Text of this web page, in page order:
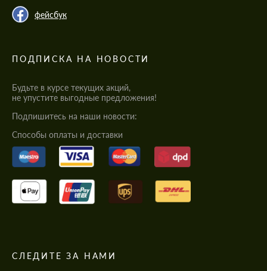
фейсбук
ПОДПИСКА НА НОВОСТИ
Будьте в курсе текущих акций,
не упустите выгодные предложения!
Подпишитесь на наши новости:
Cпособы оплаты и доставки
СЛЕДИТЕ ЗА НАМИ